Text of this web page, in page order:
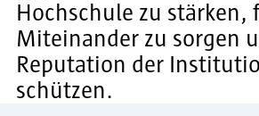
Hochschule zu stärken,
Miteinander zu sorgen
Reputation der
schützen.